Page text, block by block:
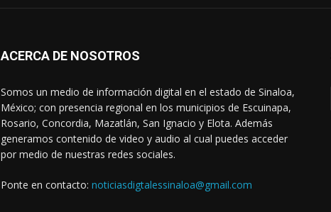
ACERCA DE NOSOTROS
Somos un medio de información digital en el estado de Sinaloa,
México; con presencia regional en los municipios de Escuinapa,
Rosario, Concordia, Mazatlán, San Ignacio y Elota. Además
generamos contenido de video y audio al cual puedes acceder
por medio de nuestras redes sociales.
Ponte en contacto: noticiasdigtalessinaloa@gmail.com